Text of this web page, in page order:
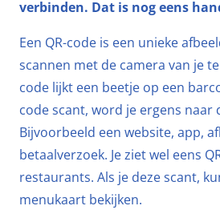
verbinden. Dat is nog eens
Een QR-code is een unieke
scannen met de camera van je
code lijkt een beetje op een
code scant, word je ergens naar
Bijvoorbeeld een website, app,
betaalverzoek. Je ziet wel eens
restaurants. Als je deze scant,
menukaart bekijken.